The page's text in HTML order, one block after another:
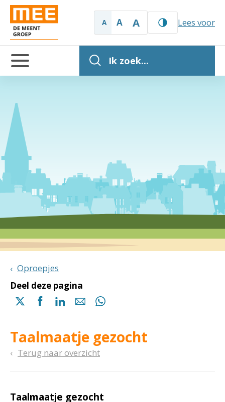
A A A Lees voor
Ik zoek...
Oproepjes
Deel deze pagina
Delen
(opent
in
een
Delen
(opent
in
een
Delen
(opent
in
een
Delen
mail
Delen
(opent
in
een
Taalmaatje gezocht
Terug naar overzicht
Taalmaatje gezocht